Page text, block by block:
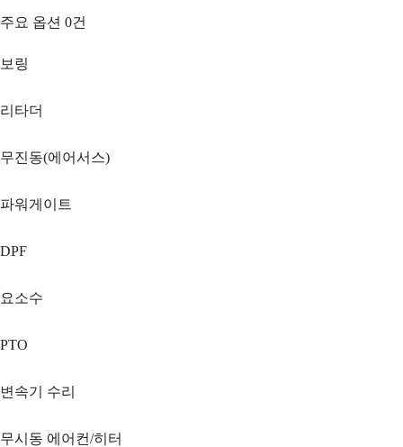
주요 옵션 0건
보링
리타더
무진동(에어서스)
파워게이트
DPF
요소수
PTO
변속기 수리
무시동 에어컨/히터